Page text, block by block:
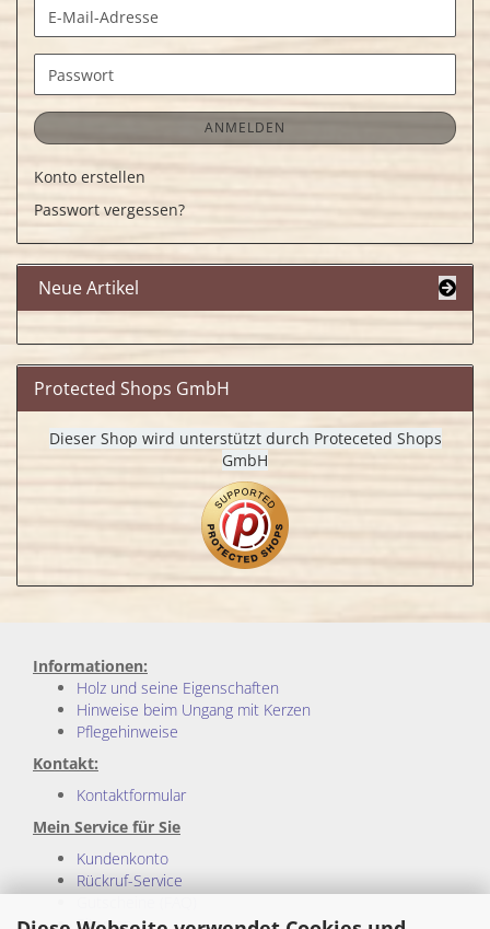
E-
Mail-
Adresse
Passwort
ANMELDEN
Konto erstellen
Passwort vergessen?
Neue Artikel
Protected Shops GmbH
Dieser Shop wird unterstützt durch Proteceted Shops
GmbH
Informationen:
Holz und seine Eigenschaften
Hinweise beim Ungang mit Kerzen
Pflegehinweise
Kontakt:
Kontaktformular
Mein Service für Sie
Kundenkonto
Rückruf-Service
Sitemap